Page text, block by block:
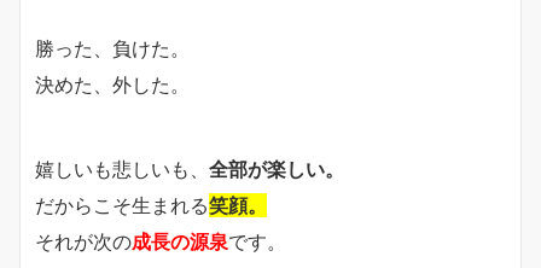
勝った、負けた。
決めた、外した。
嬉しいも悲しいも、 全部が楽しい。
だからこそ生まれる笑顔。
それが次の成長の源泉です。